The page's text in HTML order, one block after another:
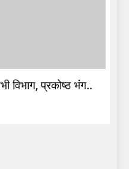
विभाग, प्रकोष्ठ भंग..